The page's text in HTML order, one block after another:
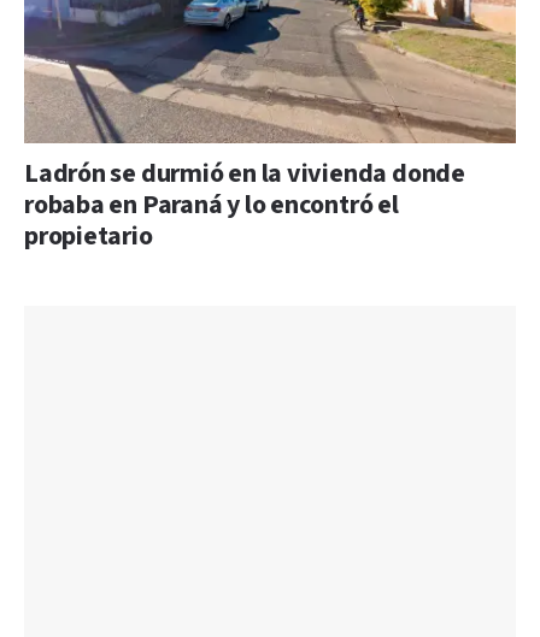
Ladrón se durmió en la vivienda donde
robaba en Paraná y lo encontró el
propietario